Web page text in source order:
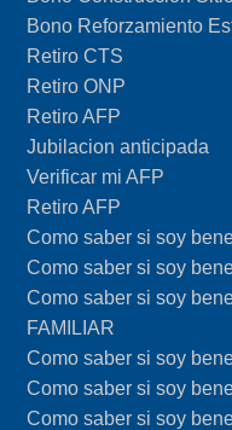
Bono Reforzamiento
Retiro CTS
Retiro ONP
Retiro AFP
Jubilacion anticipada
Verificar mi AFP
Retiro AFP
Como saber si soy
Como saber si soy
Como saber si soy
FAMILIAR
Como saber si soy
Como saber si soy
Como saber si soy